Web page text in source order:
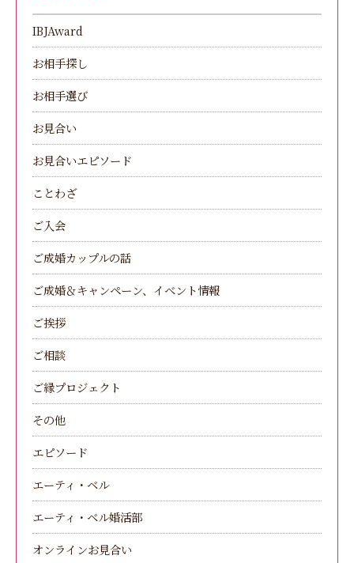
IBJAward
お相手探し
お相手選び
お見合い
お見合いエピソード
ことわざ
ご入会
ご成婚カップルの話
ご成婚＆キャンペーン、イベント情報
ご挨拶
ご相談
ご縁プロジェクト
その他
エピソード
エーティ・ベル
エーティ・ベル婚活部
オンラインお見合い